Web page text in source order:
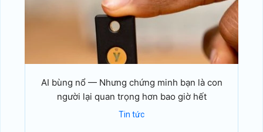
AI bùng nổ — Nhưng chứng minh bạn là con
người lại quan trọng hơn bao giờ hết
Tin tức